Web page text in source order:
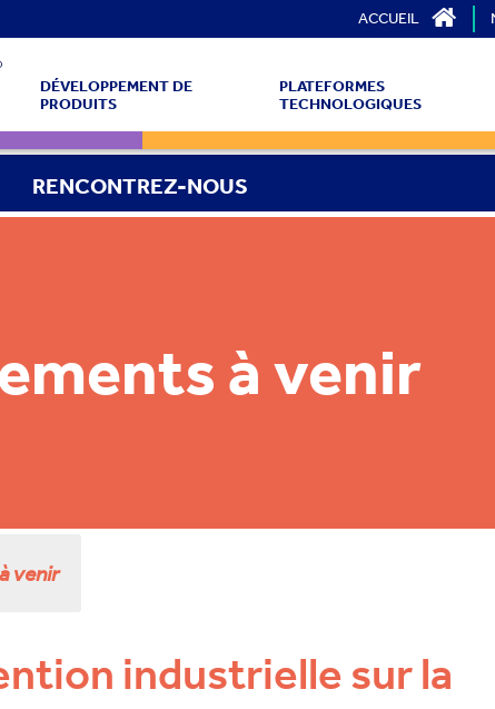
ACCUEIL
DÉVELOPPEMENT DE
PRODUITS
PLATEFORMES
TECHNOLOGIQUES
RENCONTREZ-NOUS
à venir
venir
industrielle sur la